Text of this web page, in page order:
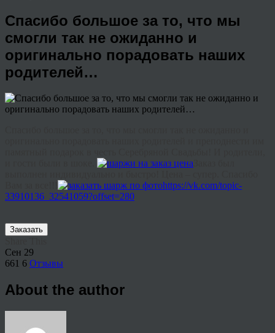
Спасибо большое за то, что мы
смогли так не ожиданно и
оригинально порадовать наших
родителей…
https://vk.com/topic-
33910136_32541059?offset=280
Заказать
Сен 29
661 6 Отзывы
About the author